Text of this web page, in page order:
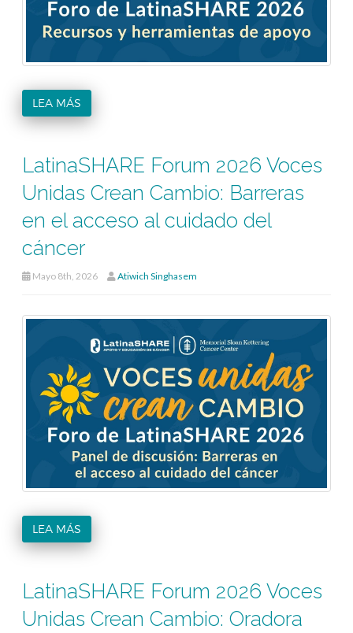
LEA MÁS
LatinaSHARE Forum 2026 Voces
Unidas Crean Cambio: Barreras
en el acceso al cuidado del
cáncer
Mayo 8th, 2026 Atiwich Singhasem
LEA MÁS
LatinaSHARE Forum 2026 Voces
Unidas Crean Cambio: Oradora